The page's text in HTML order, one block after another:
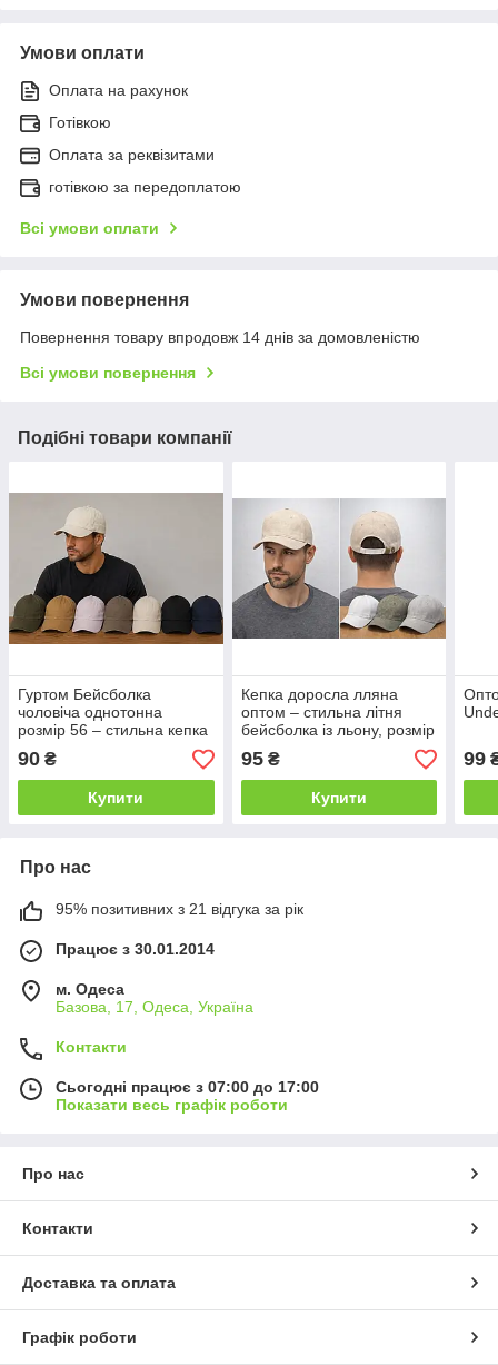
Умови оплати
Оплата на рахунок
Готівкою
Оплата за реквізитами
готівкою за передоплатою
Всі умови оплати
Умови повернення
Повернення товару впродовж 14 днів за домовленістю
Всі умови повернення
Подібні товари компанії
Гуртом Бейсболка
чоловіча однотонна
розмір 56 – стильна кепка
на кожен день
90 ₴
Купити
Кепка доросла лляна
оптом – стильна літня
бейсболка із льону, розмір
56-58
95₴
Купити
99
Про нас
95% позитивних з 21 відгука за рік
Працює з 30.01.2014
м. Одеса
Базова, 17, Одеса, Україна
Контакти
Сьогодні працює з 07:00 до 17:00
Показати весь графік роботи
Про нас
Контакти
Доставка та оплата
Графік роботи